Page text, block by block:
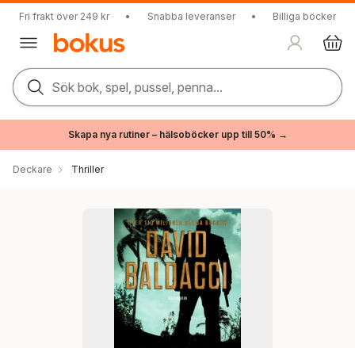
Fri frakt över 249 kr • Snabba leveranser • Billiga böcker
Sök bok, spel, pussel, penna...
Skapa nya rutiner – hälsoböcker upp till 50% →
Deckare Thriller